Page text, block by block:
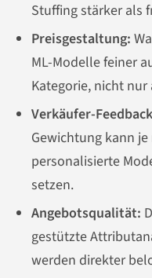
Stuffing stärker als
Preisgestaltung:
ML-Modelle feiner
Kategorie, nicht
Verkäufer-
Gewichtung kann
personalisierte
setzen.
Angebotsqualität:
gestützte
werden direkter